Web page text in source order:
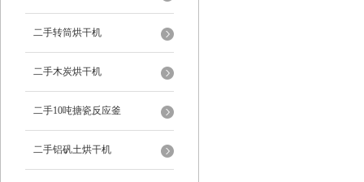
二手转筒烘干机
二手木炭烘干机
二手10吨搪瓷反应釜
二手铝矾土烘干机